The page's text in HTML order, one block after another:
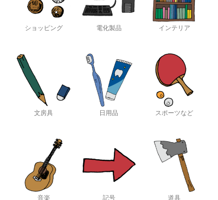
ショッピング 電化製品 インテリア
文房具 日用品 スポーツなど
音楽 記号 道具